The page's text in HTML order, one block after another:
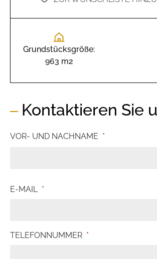
Grundstücksgröße:
963 m2
Kontaktieren Sie
VOR- UND NACHNAME *
E-MAIL *
TELEFONNUMMER *